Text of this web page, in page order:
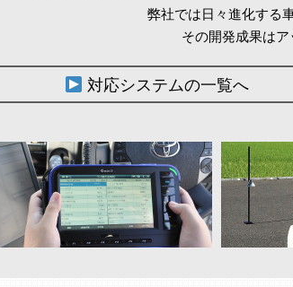
弊社では日々進化する
その開発成果はア
対応システムの一覧へ